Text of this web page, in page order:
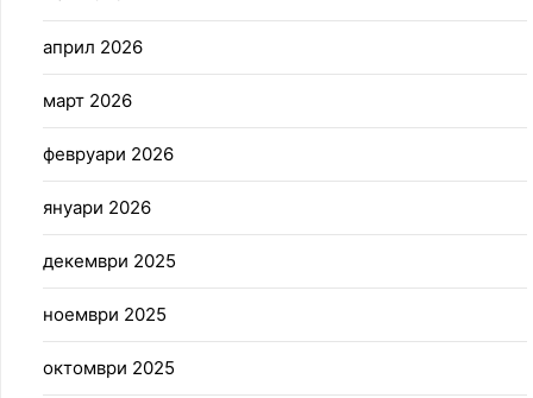
април 2026
март 2026
февруари 2026
януари 2026
декември 2025
ноември 2025
октомври 2025